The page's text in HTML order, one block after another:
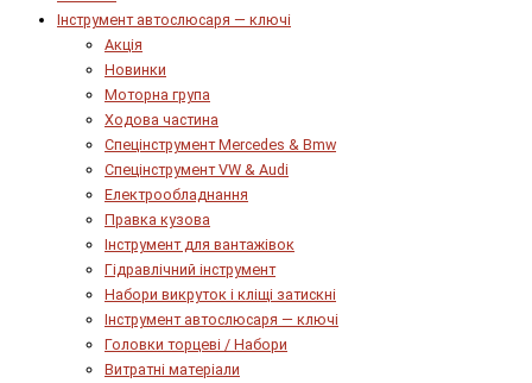
Інструмент автослюсаря — ключі
Акція
Новинки
Моторна група
Ходова частина
Спецінструмент Mercedes & Bmw
Спецінструмент VW & Audi
Електрообладнання
Правка кузова
Інструмент для вантажівок
Гідравлічний інструмент
Набори викруток і кліщі затискні
Інструмент автослюсаря — ключі
Головки торцеві / Набори
Витратні матеріали